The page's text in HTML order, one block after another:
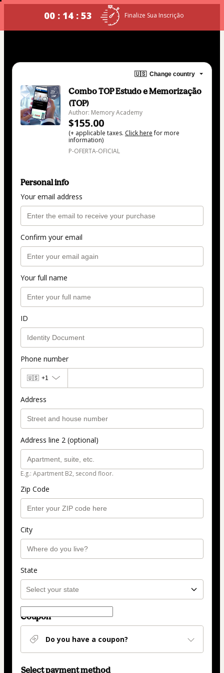
00 : 14 : 52 Finalize Sua Inscrição
🇺🇸 Change country
Combo TOP Estudo e Memorização
(TOP)
Author: Memory Academy
$155.00
(+ applicable taxes. Click herefor more
information)
P-OFERTA-OFICIAL
Personal info
Your email address
Confirm your email
Your full name
ID
Phone number
🇺🇸 +1
Address
Address line 2 (optional)
E.g.: Apartment B2, second floor.
Zip Code
City
State
Coupon
Do you have a coupon?
Select payment method